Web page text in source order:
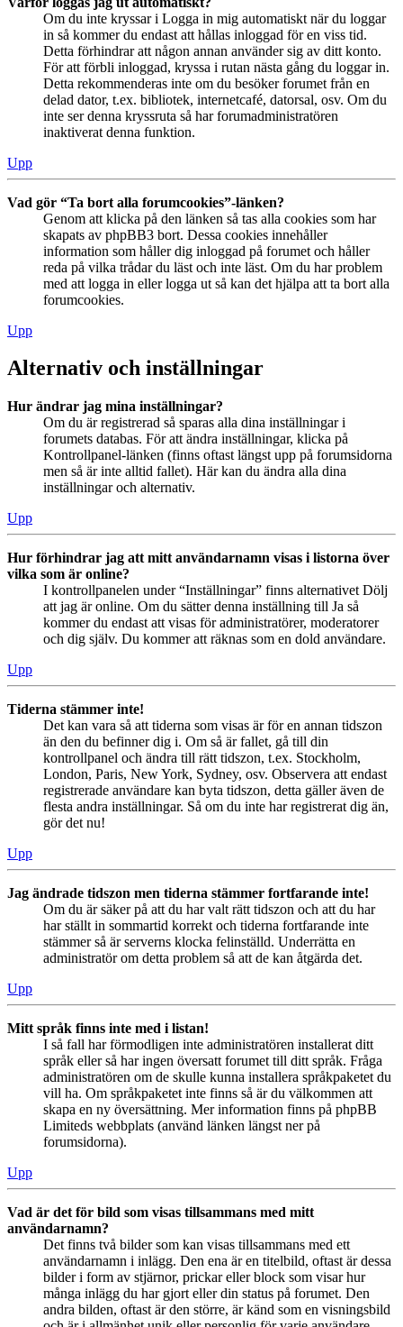
Om du inte kryssar i Logga in mig automatiskt när du loggar
in så kommer du endast att hållas inloggad för en viss tid.
Detta förhindrar att någon annan använder sig av ditt konto.
För att förbli inloggad, kryssa i rutan nästa gång du loggar in.
Detta rekommenderas inte om du besöker forumet från en
delad dator, t.ex. bibliotek, internetcafé, datorsal, osv. Om du
inte ser denna kryssruta så har forumadministratören
inaktiverat denna funktion.
Upp
Vad gör “Ta bort alla forumcookies”-länken?
Genom att klicka på den länken så tas alla cookies som har
skapats av phpBB3 bort. Dessa cookies innehåller
information som håller dig inloggad på forumet och håller
reda på vilka trådar du läst och inte läst. Om du har problem
med att logga in eller logga ut så kan det hjälpa att ta bort alla
forumcookies.
Upp
Alternativ och inställningar
Hur ändrar jag mina inställningar?
Om du är registrerad så sparas alla dina inställningar i
forumets databas. För att ändra inställningar, klicka på
Kontrollpanel-länken (finns oftast längst upp på forumsidorna
men så är inte alltid fallet). Här kan du ändra alla dina
inställningar och alternativ.
Upp
Hur förhindrar jag att mitt användarnamn visas i listorna över
vilka som är online?
I kontrollpanelen under “Inställningar” finns alternativet Dölj
att jag är online. Om du sätter denna inställning till Ja så
kommer du endast att visas för administratörer, moderatorer
och dig själv. Du kommer att räknas som en dold användare.
Upp
Tiderna stämmer inte!
Det kan vara så att tiderna som visas är för en annan tidszon
än den du befinner dig i. Om så är fallet, gå till din
kontrollpanel och ändra till rätt tidszon, t.ex. Stockholm,
London, Paris, New York, Sydney, osv. Observera att endast
registrerade användare kan byta tidszon, detta gäller även de
flesta andra inställningar. Så om du inte har registrerat dig än,
gör det nu!
Upp
Jag ändrade tidszon men tiderna stämmer fortfarande inte!
Om du är säker på att du har valt rätt tidszon och att du har
har ställt in sommartid korrekt och tiderna fortfarande inte
stämmer så är serverns klocka felinställd. Underrätta en
administratör om detta problem så att de kan åtgärda det.
Upp
Mitt språk finns inte med i listan!
I så fall har förmodligen inte administratören installerat ditt
språk eller så har ingen översatt forumet till ditt språk. Fråga
administratören om de skulle kunna installera språkpaketet du
vill ha. Om språkpaketet inte finns så är du välkommen att
skapa en ny översättning. Mer information finns på phpBB
Limiteds webbplats (använd länken längst ner på
forumsidorna).
Upp
Vad är det för bild som visas tillsammans med mitt
användarnamn?
Det finns två bilder som kan visas tillsammans med ett
användarnamn i inlägg. Den ena är en titelbild, oftast är dessa
bilder i form av stjärnor, prickar eller block som visar hur
många inlägg du har gjort eller din status på forumet. Den
andra bilden, oftast är den större, är känd som en visningsbild